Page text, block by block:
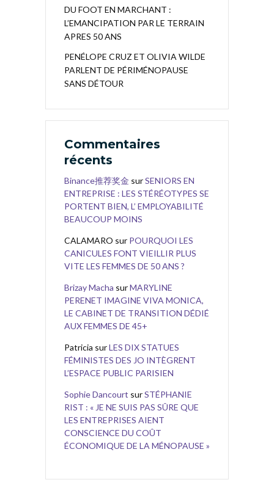
DU FOOT EN MARCHANT :
L’EMANCIPATION PAR LE TERRAIN
APRES 50 ANS
PENÉLOPE CRUZ ET OLIVIA WILDE
PARLENT DE PÉRIMÉNOPAUSE
SANS DÉTOUR
Commentaires
récents
Binance推荐奖金 surSENIORS EN
ENTREPRISE : LES STÉRÉOTYPES SE
PORTENT BIEN, L’ EMPLOYABILITÉ
BEAUCOUP MOINS
CALAMARO sur POURQUOI LES
CANICULES FONT VIEILLIR PLUS
VITE LES FEMMES DE 50 ANS ?
Brizay Macha surMARYLINE
PERENET IMAGINE VIVA MONICA,
LE CABINET DE TRANSITION DÉDIÉ
AUX FEMMES DE 45+
Patricia surLES DIX STATUES
FÉMINISTES DES JO INTÈGRENT
L’ESPACE PUBLIC PARISIEN
Sophie Dancourt surSTÉPHANIE
RIST : « JE NE SUIS PAS SÛRE QUE
LES ENTREPRISES AIENT
CONSCIENCE DU COÛT
ÉCONOMIQUE DE LA MÉNOPAUSE »